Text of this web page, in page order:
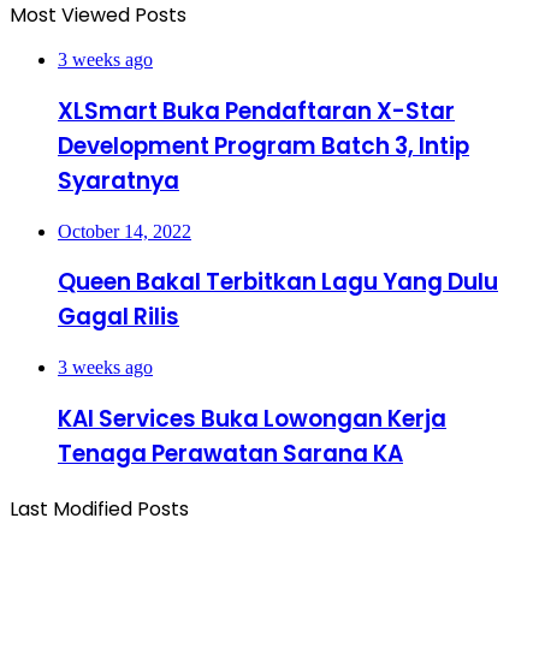
Most Viewed Posts
3 weeks ago
XLSmart Buka Pendaftaran X-Star
Development Program Batch 3, Intip
Syaratnya
October 14, 2022
Queen Bakal Terbitkan Lagu Yang Dulu
Gagal Rilis
3 weeks ago
KAI Services Buka Lowongan Kerja
Tenaga Perawatan Sarana KA
Last Modified Posts